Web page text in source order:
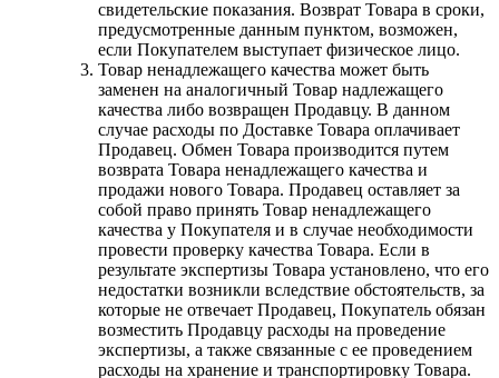
свидетельские показания. Возврат Товара в сроки,
предусмотренные данным пунктом, возможен,
если Покупателем выступает физическое лицо.
Товар ненадлежащего качества может быть
заменен на аналогичный Товар надлежащего
качества либо возвращен Продавцу. В данном
случае расходы по Доставке Товара оплачивает
Продавец. Обмен Товара производится путем
возврата Товара ненадлежащего качества и
продажи нового Товара. Продавец оставляет за
собой право принять Товар ненадлежащего
качества у Покупателя и в случае необходимости
провести проверку качества Товара. Если в
результате экспертизы Товара установлено, что его
недостатки возникли вследствие обстоятельств, за
которые не отвечает Продавец, Покупатель обязан
возместить Продавцу расходы на проведение
экспертизы, а также связанные с ее проведением
расходы на хранение и транспортировку Товара.